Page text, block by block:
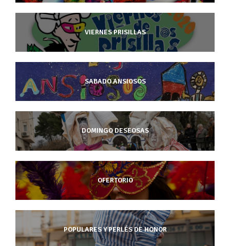
VIERNES PRISILLAS
SABADO ANSIOSOS
DOMINGO DESEOSAS
OFERTORIO
POPULARES Y PERLÉS DE HONOR